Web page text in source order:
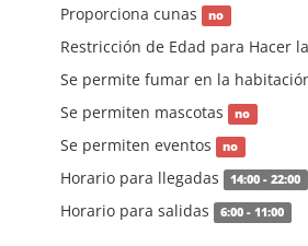
Proporciona cunas no
Restricción de Edad para Hacer
Se permite fumar en la
Se permiten mascotas no
Se permiten eventos no
Horario para llegadas 14:00 - 22:00
Horario para salidas 6:00 - 11:00